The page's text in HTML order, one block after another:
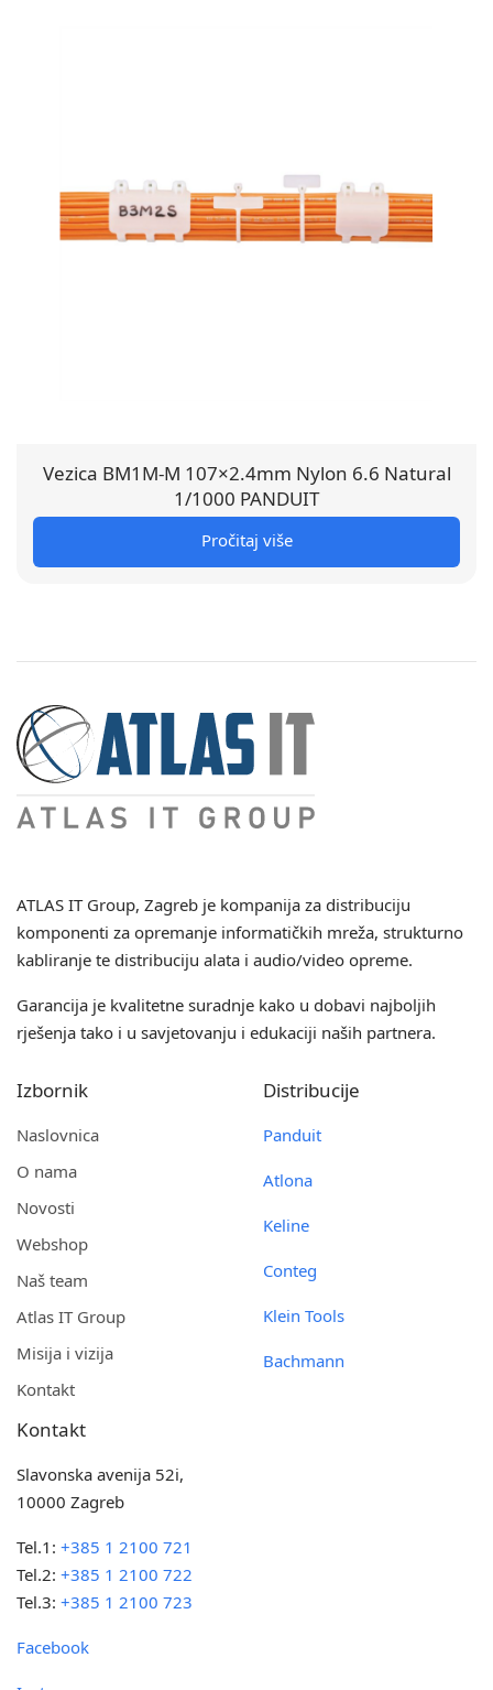
Vezica BM1M-M 107×2.4mm Nylon 6.6 Natural
1/1000 PANDUIT
Pročitaj više
ATLAS IT Group, Zagreb je kompanija za distribuciju
komponenti za opremanje informatičkih mreža, strukturno
kabliranje te distribuciju alata i audio/video opreme.
Garancija je kvalitetne suradnje kako u dobavi najboljih
rješenja tako i u savjetovanju i edukaciji naših partnera.
Izbornik
Naslovnica
O nama
Novosti
Webshop
Naš team
Atlas IT Group
Misija i vizija
Kontakt
Distribucije
Panduit
Atlona
Keline
Conteg
Klein Tools
Bachmann
Kontakt
Slavonska avenija 52i,
10000 Zagreb
Tel.1:+385 1 2100 721
Tel.2:+385 1 2100 722
Tel.3:+385 1 2100 723
Facebook